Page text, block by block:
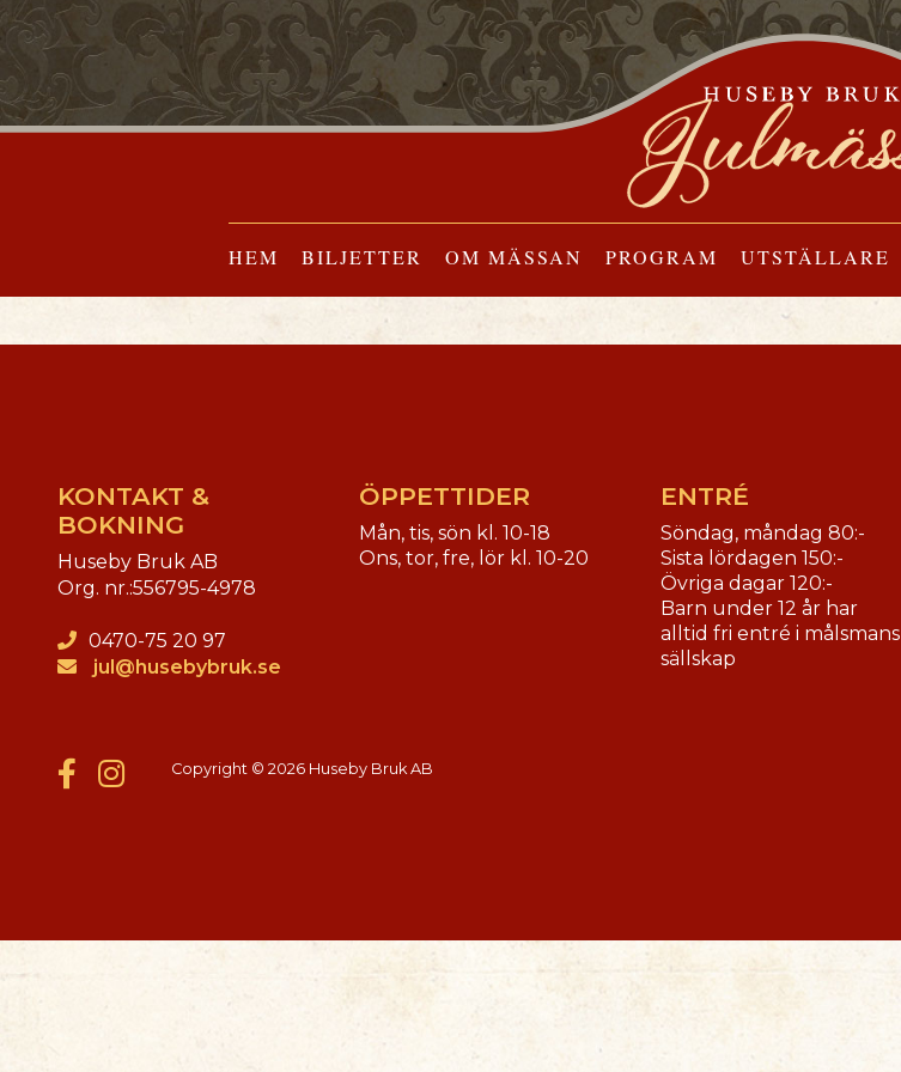
HEM BILJETTER OM MÄSSAN PROGRAM UTSTÄLLARE
KONTAKT &
BOKNING
Huseby Bruk AB
Org. nr.:556795-4978
0470-75 20 97
jul@husebybruk.se
ÖPPETTIDER
Mån, tis, sön kl. 10-18
Ons, tor, fre, lör kl. 10-20
ENTRÉ
Söndag, måndag 80:-
Sista lördagen 150:-
Övriga dagar 120:-
Barn under 12 år har
alltid fri entré i målsmans
sällskap
Copyright © 2026 Huseby Bruk AB